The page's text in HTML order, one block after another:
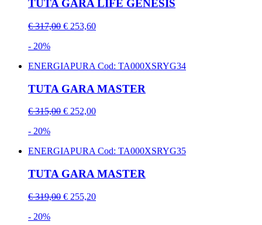
TUTA GARA LIFE GENESIS
€ 317,00 € 253,60
- 20%
ENERGIAPURA Cod: TA000XSRYG34
TUTA GARA MASTER
€ 315,00 € 252,00
- 20%
ENERGIAPURACod: TA000XSRYG35
TUTA GARA MASTER
€ 319,00 € 255,20
- 20%